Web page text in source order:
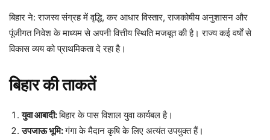
बिहार ने: राजस्व संग्रह में वृद्धि, कर आधार विस्तार, राजकोषीय अनुशासन और
पूंजीगत निवेश के माध्यम से अपनी वित्तीय स्थिति मजबूत की है। राज्य कई वर्षों से
विकास व्यय को प्राथमिकता दे रहा है।
बिहार की ताकतें
युवा आबादी:बिहार के पास विशाल युवा कार्यबल है।
उपजाऊ भूमि:गंगा के मैदान कृषि के लिए अत्यंत उपयुक्त हैं।